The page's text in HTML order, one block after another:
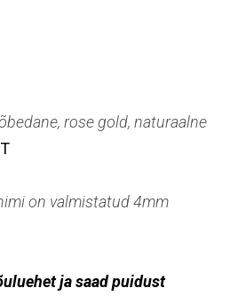
rose gold, naturaalne
on valmistatud 4mm
ja saad puidust